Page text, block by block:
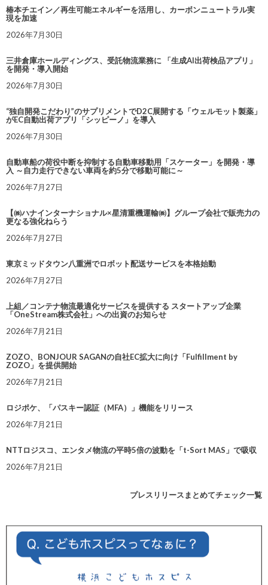
椿本チエイン／再生可能エネルギーを活用し、カーボンニュートラル実
現を加速
2026年7月30日
三井倉庫ホールディングス、受託物流業務に 「生成AI出荷検品アプリ」
を開発・導入開始
2026年7月30日
“独自開発こだわり”のサプリメントでD2C展開する「ウェルモット製薬」
がEC自動出荷アプリ「シッピーノ」を導入
2026年7月30日
自動車船の荷役中断を抑制する自動車移動用「スケーター」を開発・導
入 ～自力走行できない車両を約5分で移動可能に～
2026年7月27日
【㈱ハナインターナショナル×星清重機運輸㈱】グループ会社で販売力の
更なる強化ねらう
2026年7月27日
東京ミッドタウン八重洲でロボット配送サービスを本格始動
2026年7月27日
上組／コンテナ物流最適化サービスを提供する スタートアップ企業
「OneStream株式会社」への出資のお知らせ
2026年7月21日
ZOZO、BONJOUR SAGANの自社EC拡大に向け「Fulfillment by
ZOZO」を提供開始
2026年7月21日
ロジポケ、「パスキー認証（MFA）」機能をリリース
2026年7月21日
NTTロジスコ、エンタメ物流の平時5倍の波動を「t-Sort MAS」で吸収
2026年7月21日
プレスリリースまとめてチェック一覧